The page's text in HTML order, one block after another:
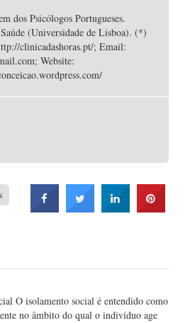
dos Psicólogos Portugueses.
(Universidade de Lisboa). (*)
clinicadashoras.pt/; Email:
Website:
O isolamento social é entendido como
no âmbito do qual o indivíduo age